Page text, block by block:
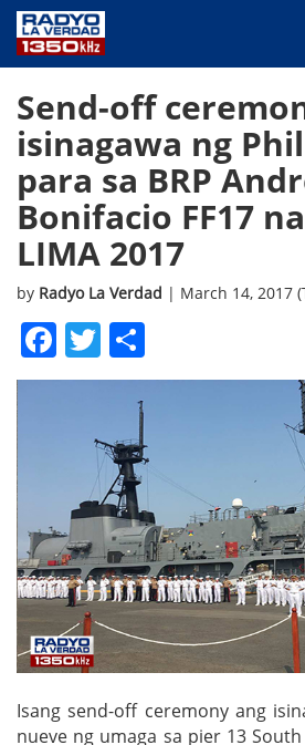
PUBLIC SERVICE
ANNOUNCEMENTS
PROGRAMS
ABOUT
CONTACT US
Send-off
isinagawa ng
para sa BRP
Bonifacio FF17
LIMA 2017
by Radyo La Verdad | March 14, 2017
Facebook
Twitter
Isang send-off ceremony ang
nueve ng umaga sa pier 13